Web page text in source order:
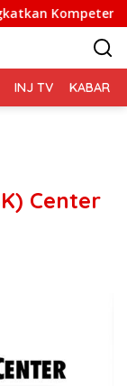
Polda
INJ TV KABAR
Center